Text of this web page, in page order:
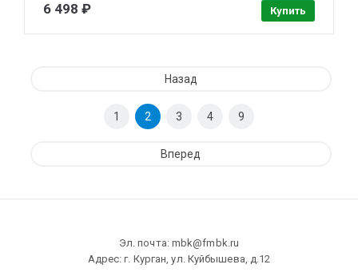
6 498 ₽ Купить
Назад
1 2 3 4 9
Вперед
Эл. почта: mbk@fmbk.ru
Адрес: г. Курган, ул. Куйбышева, д.12